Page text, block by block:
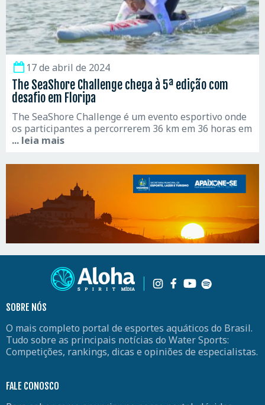
17 de abril de 2024
The SeaShore Challenge chega à 5ª edição com
desafio em Floripa
The SeaShore Challenge é um evento esportivo onde
os participantes a percorrerem 36 km em 36 horas em
... leia mais
SOBRE NÓS
O mais completo portal de esportes aquáticos do Brasil.
Tudo sobre as principais notícias do Water Sports:
Competições, rankings, dicas e opiniões de especialistas.
FALE CONOSCO